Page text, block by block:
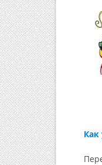
Как